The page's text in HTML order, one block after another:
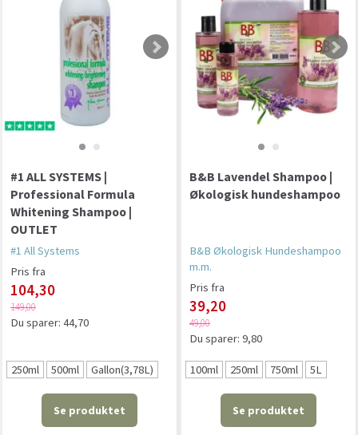
#1 ALL SYSTEMS |
Professional Formula
Whitening Shampoo |
OUTLET
#1 All Systems
Pris fra
104,30
149,00
Du sparer: 44,70
250ml 500ml Gallon(3,78L)
Se produktet
B&B Lavendel Shampoo |
Økologisk hundeshampoo
B&B Økologisk Hundeshampoo
m.m.
Pris fra
39,20
49,00
Du sparer: 9,80
100ml 250ml 750ml 5L
Se produktet